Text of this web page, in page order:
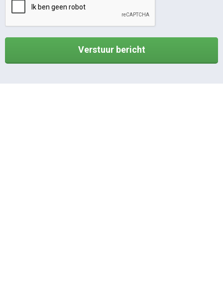
Verstuur bericht